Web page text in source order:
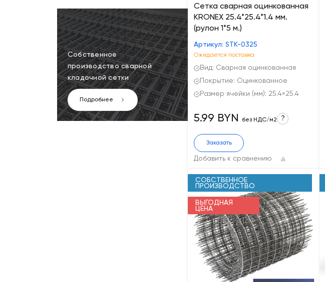
Собственное
производство сварной
кладочной сетки
Подробнее
Сетка сварная оцинкованная
KRONEX 25.4*25.4*1.4 мм.
(рулон 1*5 м.)
Артикул: STK-0325
Ожидается поставка
Вид: Сварная оцинкованная
Покрытие: Оцинкованное
Размер ячейки (мм): 25.4×25.4
Добавить к сравнению
5.99 BYN без НДС/м2 ?
Заказать
СОБСТВЕННОЕ
ПРОИЗВОДСТВО
ВЫГОДНАЯ
ЦЕНА